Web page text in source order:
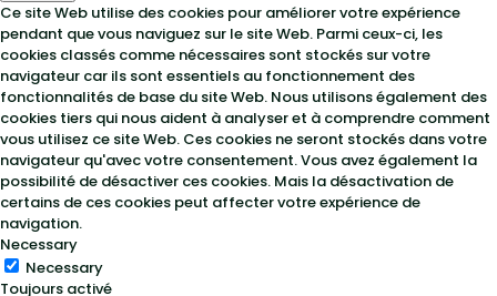
Ce site Web utilise des cookies pour améliorer votre expérience
pendant que vous naviguez sur le site Web. Parmi ceux-ci, les
cookies classés comme nécessaires sont stockés sur votre
navigateur car ils sont essentiels au fonctionnement des
fonctionnalités de base du site Web. Nous utilisons également des
cookies tiers qui nous aident à analyser et à comprendre comment
vous utilisez ce site Web. Ces cookies ne seront stockés dans votre
navigateur qu'avec votre consentement. Vous avez également la
possibilité de désactiver ces cookies. Mais la désactivation de
certains de ces cookies peut affecter votre expérience de
navigation.
Necessary
Necessary
Toujours activé